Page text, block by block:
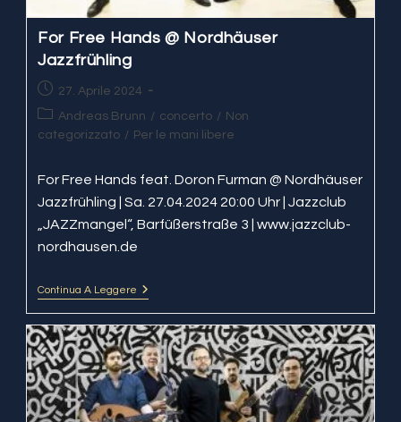
For Free Hands @ Nordhäuser
Jazzfrühling
Articolo
pubblicato:
27. Aprile 2024
Categoria
dell'articolo:
Andreas Brunn / concerto / Non
categorizzato / Per le mani libere
For Free Hands feat. Doron Furman @ Nordhäuser
Jazzfrühling | Sa. 27.04.2024 20:00 Uhr | Jazzclub
„JAZZmangel“, Barfüßerstraße 3 | www.jazzclub-
nordhausen.de
Continua A Leggere For
@
Nordhäuser
Jazzfrühling